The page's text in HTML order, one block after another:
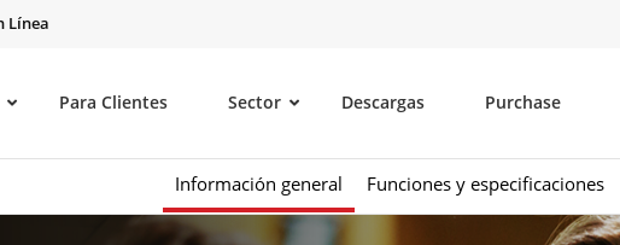
Línea
Para Clientes Sector Descargas Purchase
Información general Funciones y especificaciones